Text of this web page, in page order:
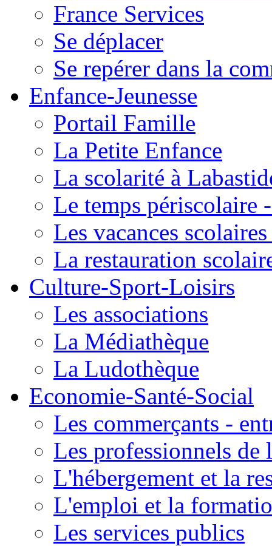
France Services
Se déplacer
Se repérer dans la
Enfance-Jeunesse
Portail Famille
La Petite Enfance
La scolarité à
Le temps périscolaire
Les vacances
La restauration
Culture-Sport-Loisirs
Les associations
La Médiathèque
La Ludothèque
Economie-Santé-Social
Les commerçants -
Les professionnels de
L'hébergement et la
L'emploi et la
Les services publics